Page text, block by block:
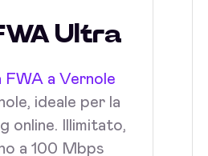
Ultra
FWA a Vernole
ideale per la
online. Illimitato,
a 100 Mbps